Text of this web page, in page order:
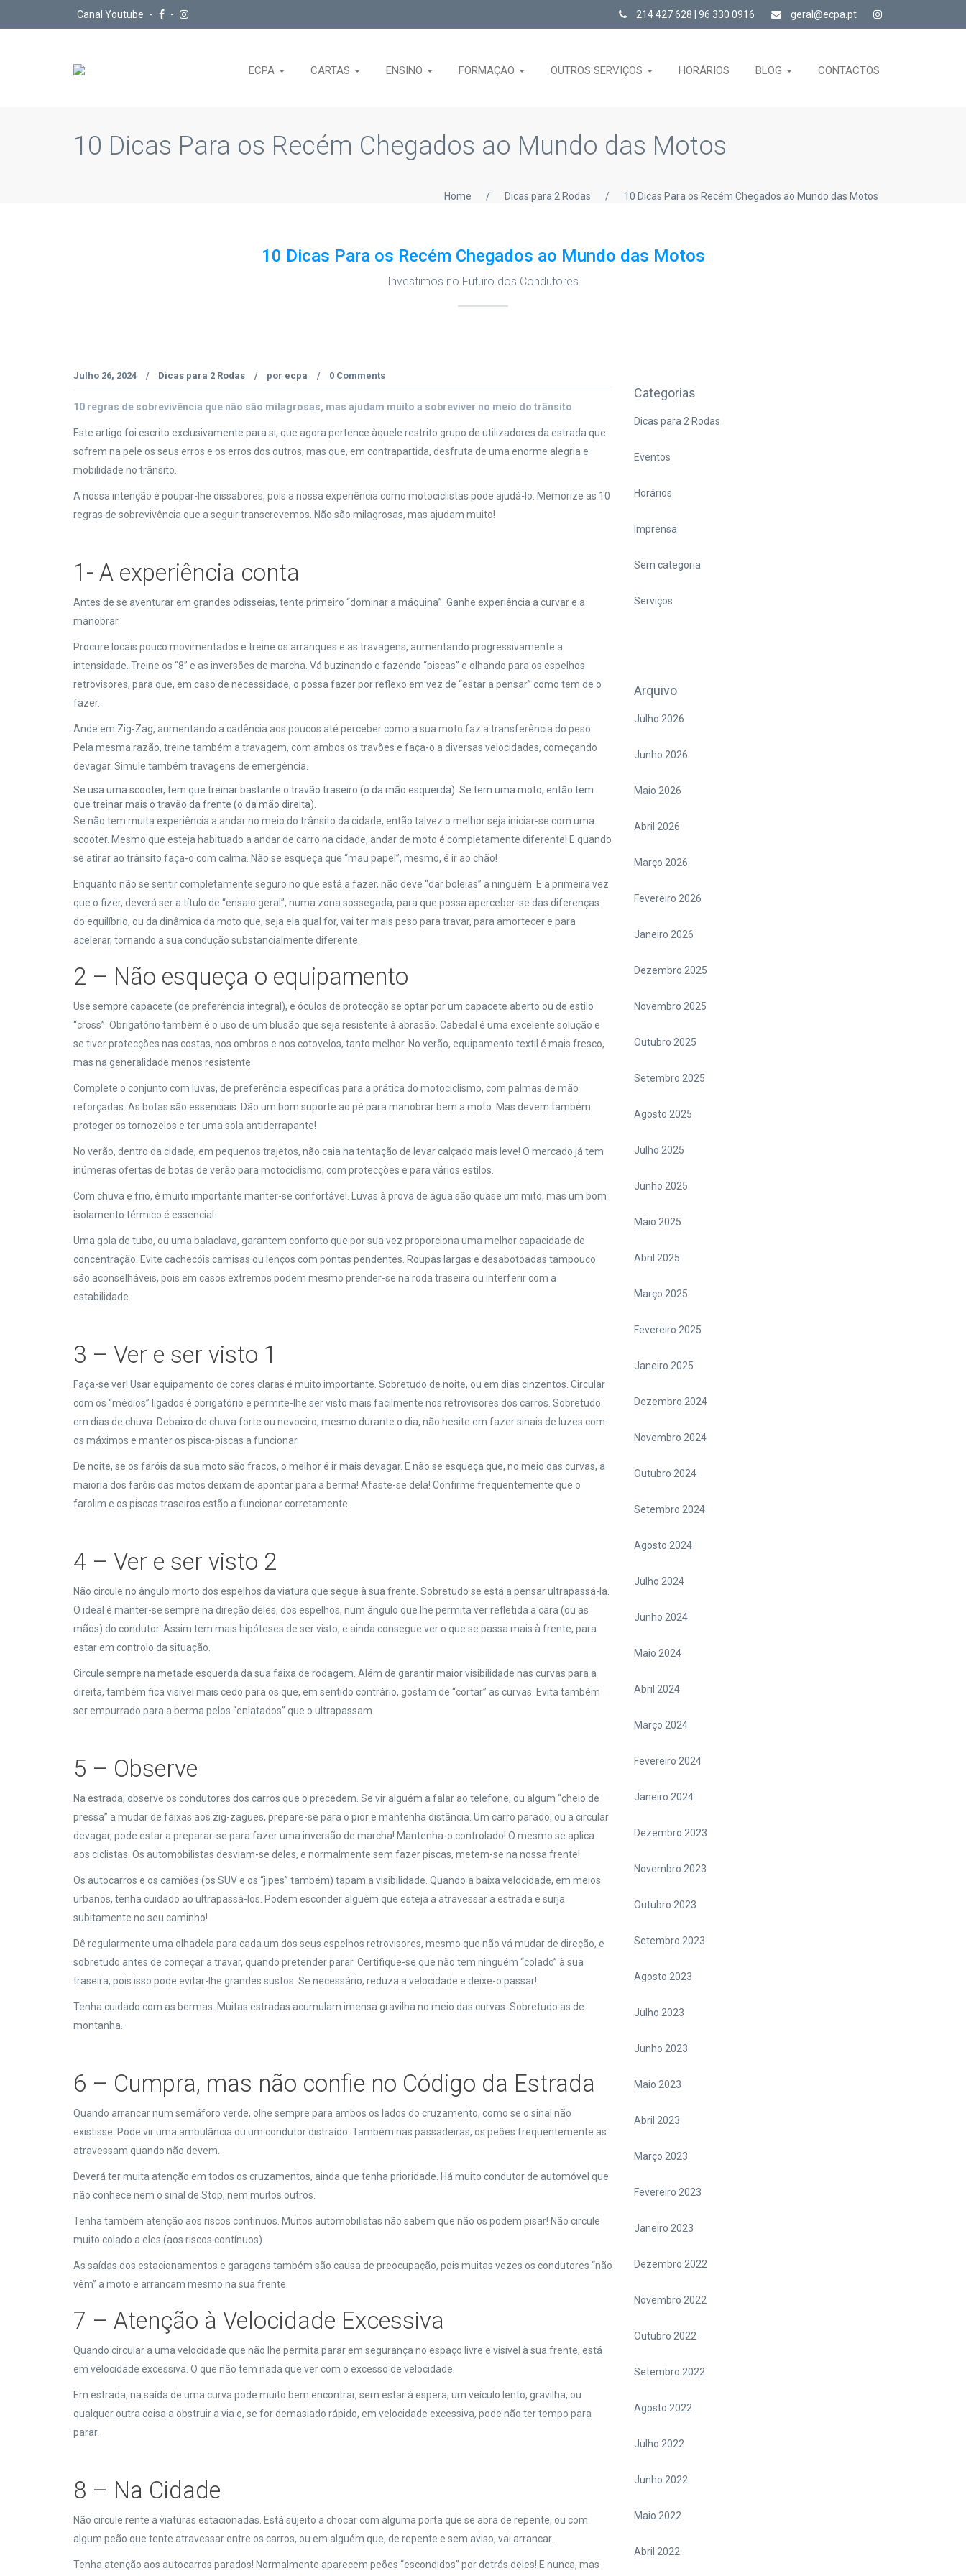
Canal Youtube - - 214 427 628 | 96 330 0916 geral@ecpa.pt
ECPA CARTAS ENSINO FORMAÇÃO OUTROS SERVIÇOS HORÁRIOS BLOG CONTACTOS
10 Dicas Para os Recém Chegados ao Mundo das Motos
Home / Dicas para 2 Rodas / 10 Dicas Para os Recém Chegados ao Mundo das Motos
10 Dicas Para os Recém Chegados ao Mundo das Motos
Investimos no Futuro dos Condutores
Julho 26, 2024 / Dicas para 2 Rodas / por ecpa / 0 Comments
10 regras de sobrevivência que não são milagrosas, mas ajudam muito a sobreviver no meio do trânsito
Este artigo foi escrito exclusivamente para si, que agora pertence àquele restrito grupo de utilizadores da estrada que
sofrem na pele os seus erros e os erros dos outros, mas que, em contrapartida, desfruta de uma enorme alegria e
mobilidade no trânsito.
A nossa intenção é poupar-lhe dissabores, pois a nossa experiência como motociclistas pode ajudá-lo. Memorize as 10
regras de sobrevivência que a seguir transcrevemos. Não são milagrosas, mas ajudam muito!
1- A experiência conta
Antes de se aventurar em grandes odisseias, tente primeiro “dominar a máquina”. Ganhe experiência a curvar e a
manobrar.
Procure locais pouco movimentados e treine os arranques e as travagens, aumentando progressivamente a
intensidade. Treine os “8” e as inversões de marcha. Vá buzinando e fazendo “piscas” e olhando para os espelhos
retrovisores, para que, em caso de necessidade, o possa fazer por reflexo em vez de “estar a pensar” como tem de o
fazer.
Ande em Zig-Zag, aumentando a cadência aos poucos até perceber como a sua moto faz a transferência do peso.
Pela mesma razão, treine também a travagem, com ambos os travões e faça-o a diversas velocidades, começando
devagar. Simule também travagens de emergência.
Se usa uma scooter, tem que treinar bastante o travão traseiro (o da mão esquerda). Se tem uma moto, então tem
que treinar mais o travão da frente (o da mão direita).
Se não tem muita experiência a andar no meio do trânsito da cidade, então talvez o melhor seja iniciar-se com uma
scooter. Mesmo que esteja habituado a andar de carro na cidade, andar de moto é completamente diferente! E quando
se atirar ao trânsito faça-o com calma. Não se esqueça que “mau papel”, mesmo, é ir ao chão!
Enquanto não se sentir completamente seguro no que está a fazer, não deve “dar boleias” a ninguém. E a primeira vez
que o fizer, deverá ser a título de “ensaio geral”, numa zona sossegada, para que possa aperceber-se das diferenças
do equilíbrio, ou da dinâmica da moto que, seja ela qual for, vai ter mais peso para travar, para amortecer e para
acelerar, tornando a sua condução substancialmente diferente.
2 – Não esqueça o equipamento
Use sempre capacete (de preferência integral), e óculos de protecção se optar por um capacete aberto ou de estilo
“cross”. Obrigatório também é o uso de um blusão que seja resistente à abrasão. Cabedal é uma excelente solução e
se tiver protecções nas costas, nos ombros e nos cotovelos, tanto melhor. No verão, equipamento textil é mais fresco,
mas na generalidade menos resistente.
Complete o conjunto com luvas, de preferência específicas para a prática do motociclismo, com palmas de mão
reforçadas. As botas são essenciais. Dão um bom suporte ao pé para manobrar bem a moto. Mas devem também
proteger os tornozelos e ter uma sola antiderrapante!
No verão, dentro da cidade, em pequenos trajetos, não caia na tentação de levar calçado mais leve! O mercado já tem
inúmeras ofertas de botas de verão para motociclismo, com protecções e para vários estilos.
Com chuva e frio, é muito importante manter-se confortável. Luvas à prova de água são quase um mito, mas um bom
isolamento térmico é essencial.
Uma gola de tubo, ou uma balaclava, garantem conforto que por sua vez proporciona uma melhor capacidade de
concentração. Evite cachecóis camisas ou lenços com pontas pendentes. Roupas largas e desabotoadas tampouco
são aconselháveis, pois em casos extremos podem mesmo prender-se na roda traseira ou interferir com a
estabilidade.
3 – Ver e ser visto 1
Faça-se ver! Usar equipamento de cores claras é muito importante. Sobretudo de noite, ou em dias cinzentos. Circular
com os “médios” ligados é obrigatório e permite-lhe ser visto mais facilmente nos retrovisores dos carros. Sobretudo
em dias de chuva. Debaixo de chuva forte ou nevoeiro, mesmo durante o dia, não hesite em fazer sinais de luzes com
os máximos e manter os pisca-piscas a funcionar.
De noite, se os faróis da sua moto são fracos, o melhor é ir mais devagar. E não se esqueça que, no meio das curvas, a
maioria dos faróis das motos deixam de apontar para a berma! Afaste-se dela! Confirme frequentemente que o
farolim e os piscas traseiros estão a funcionar corretamente.
4 – Ver e ser visto 2
Não circule no ângulo morto dos espelhos da viatura que segue à sua frente. Sobretudo se está a pensar ultrapassá-la.
O ideal é manter-se sempre na direção deles, dos espelhos, num ângulo que lhe permita ver refletida a cara (ou as
mãos) do condutor. Assim tem mais hipóteses de ser visto, e ainda consegue ver o que se passa mais à frente, para
estar em controlo da situação.
Circule sempre na metade esquerda da sua faixa de rodagem. Além de garantir maior visibilidade nas curvas para a
direita, também fica visível mais cedo para os que, em sentido contrário, gostam de “cortar” as curvas. Evita também
ser empurrado para a berma pelos “enlatados” que o ultrapassam.
5 – Observe
Na estrada, observe os condutores dos carros que o precedem. Se vir alguém a falar ao telefone, ou algum “cheio de
pressa” a mudar de faixas aos zig-zagues, prepare-se para o pior e mantenha distância. Um carro parado, ou a circular
devagar, pode estar a preparar-se para fazer uma inversão de marcha! Mantenha-o controlado! O mesmo se aplica
aos ciclistas. Os automobilistas desviam-se deles, e normalmente sem fazer piscas, metem-se na nossa frente!
Os autocarros e os camiões (os SUV e os “jipes” também) tapam a visibilidade. Quando a baixa velocidade, em meios
urbanos, tenha cuidado ao ultrapassá-los. Podem esconder alguém que esteja a atravessar a estrada e surja
subitamente no seu caminho!
Dê regularmente uma olhadela para cada um dos seus espelhos retrovisores, mesmo que não vá mudar de direção, e
sobretudo antes de começar a travar, quando pretender parar. Certifique-se que não tem ninguém “colado” à sua
traseira, pois isso pode evitar-lhe grandes sustos. Se necessário, reduza a velocidade e deixe-o passar!
Tenha cuidado com as bermas. Muitas estradas acumulam imensa gravilha no meio das curvas. Sobretudo as de
montanha.
6 – Cumpra, mas não confie no Código da Estrada
Quando arrancar num semáforo verde, olhe sempre para ambos os lados do cruzamento, como se o sinal não
existisse. Pode vir uma ambulância ou um condutor distraído. Também nas passadeiras, os peões frequentemente as
atravessam quando não devem.
Deverá ter muita atenção em todos os cruzamentos, ainda que tenha prioridade. Há muito condutor de automóvel que
não conhece nem o sinal de Stop, nem muitos outros.
Tenha também atenção aos riscos contínuos. Muitos automobilistas não sabem que não os podem pisar! Não circule
muito colado a eles (aos riscos contínuos).
As saídas dos estacionamentos e garagens também são causa de preocupação, pois muitas vezes os condutores “não
vêm” a moto e arrancam mesmo na sua frente.
7 – Atenção à Velocidade Excessiva
Quando circular a uma velocidade que não lhe permita parar em segurança no espaço livre e visível à sua frente, está
em velocidade excessiva. O que não tem nada que ver com o excesso de velocidade.
Em estrada, na saída de uma curva pode muito bem encontrar, sem estar à espera, um veículo lento, gravilha, ou
qualquer outra coisa a obstruir a via e, se for demasiado rápido, em velocidade excessiva, pode não ter tempo para
parar.
8 – Na Cidade
Não circule rente a viaturas estacionadas. Está sujeito a chocar com alguma porta que se abra de repente, ou com
algum peão que tente atravessar entre os carros, ou em alguém que, de repente e sem aviso, vai arrancar.
Tenha atenção aos autocarros parados! Normalmente aparecem peões “escondidos” por detrás deles! E nunca, mas
Categorias
Dicas para 2 Rodas
Eventos
Horários
Imprensa
Sem categoria
Serviços
Arquivo
Julho 2026
Junho 2026
Maio 2026
Abril 2026
Março 2026
Fevereiro 2026
Janeiro 2026
Dezembro 2025
Novembro 2025
Outubro 2025
Setembro 2025
Agosto 2025
Julho 2025
Junho 2025
Maio 2025
Abril 2025
Março 2025
Fevereiro 2025
Janeiro 2025
Dezembro 2024
Novembro 2024
Outubro 2024
Setembro 2024
Agosto 2024
Julho 2024
Junho 2024
Maio 2024
Abril 2024
Março 2024
Fevereiro 2024
Janeiro 2024
Dezembro 2023
Novembro 2023
Outubro 2023
Setembro 2023
Agosto 2023
Julho 2023
Junho 2023
Maio 2023
Abril 2023
Março 2023
Fevereiro 2023
Janeiro 2023
Dezembro 2022
Novembro 2022
Outubro 2022
Setembro 2022
Agosto 2022
Julho 2022
Junho 2022
Maio 2022
Abril 2022